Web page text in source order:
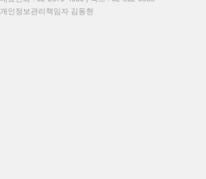
개인정보관리책임자 김동현